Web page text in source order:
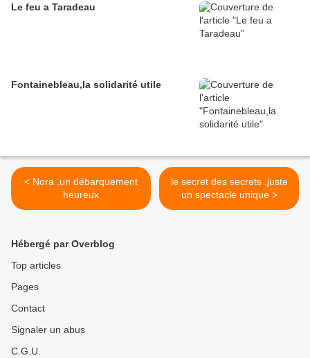
Le feu a Taradeau
Fontainebleau,la solidarité utile
< Nora ,un débarquement
heureux
le secret des secrets ,juste
un spectacle unique >
Hébergé par Overblog
Top articles
Pages
Contact
Signaler un abus
C.G.U.